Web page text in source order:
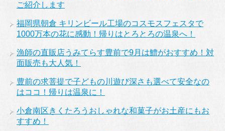
ご紹介します
福岡県朝倉 キリンビール工場のコスモスフェスタで
1000万本の花に感動！帰りはとろとろの温泉へ！
漁師の直販店うみてらす豊前で9月は鱧がおすすめ！対
面販売も大人気！
豊前の求菩提で子どもの川遊び深さも選べて安全なの
はココ！帰りは温泉に！
小倉南区きくたろうおしゃれな和菓子がお土産にもお
すすめ！